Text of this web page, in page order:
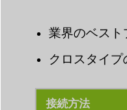
業界のベスト
クロスタイ
接続方法